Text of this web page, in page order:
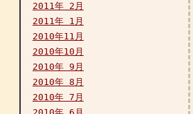
2011年 2月
2011年 1月
2010年11月
2010年10月
2010年 9月
2010年 8月
2010年 7月